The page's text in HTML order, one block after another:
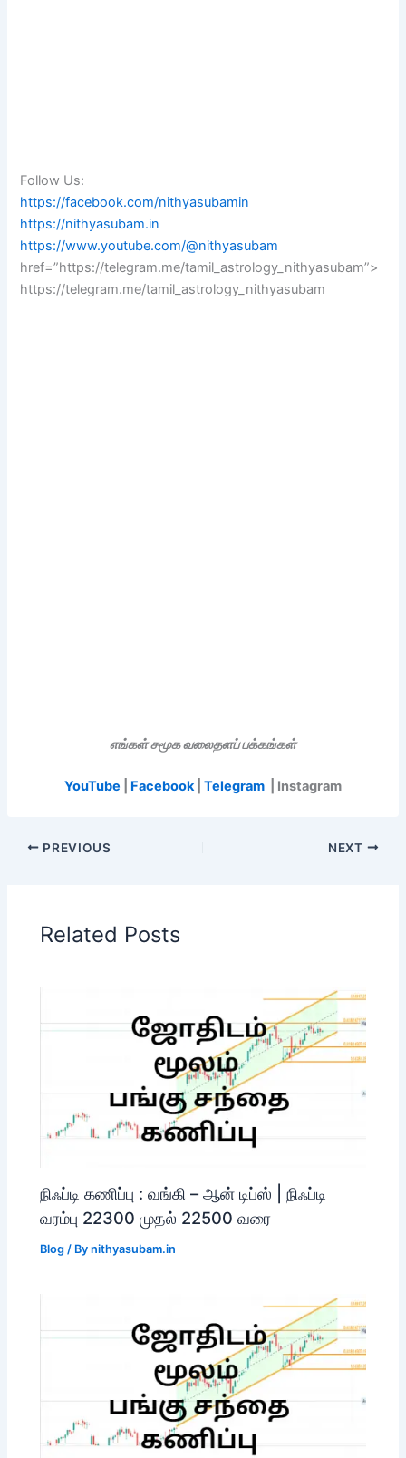
Follow Us:
https://facebook.com/nithyasubamin
https://nithyasubam.in
https://www.youtube.com/@nithyasubam
href=”https://telegram.me/tamil_astrology_nithyasubam”>
https://telegram.me/tamil_astrology_nithyasubam
எங்கள் சமூக வலைதளப் பக்கங்கள்
YouTube Facebook| Telegram | Instagram
PREVIOUS NEXT
Related Posts
நிஃப்டி கணிப்பு : வங்கி – ஆன் டிப்ஸ் | நிஃப்டி
வரம்பு 22300 முதல் 22500 வரை
Blog / Bynithyasubam.in